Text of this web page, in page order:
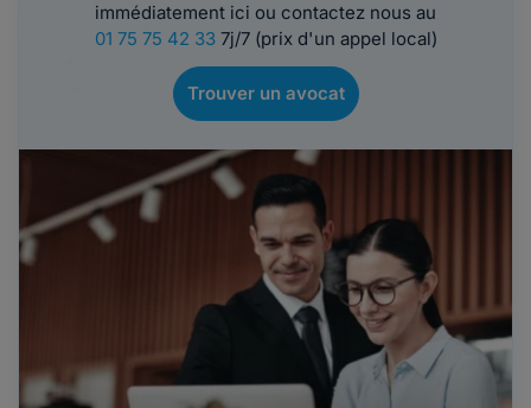
immédiatement ici ou contactez nous au
01 75 75 42 337j/7 (prix d'un appel local)
Trouver un avocat